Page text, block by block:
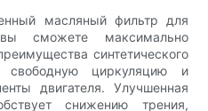
масляный фильтр для
вы сможете максимально
синтетического
свободную циркуляцию и
двигателя. Улучшенная
снижению трения,